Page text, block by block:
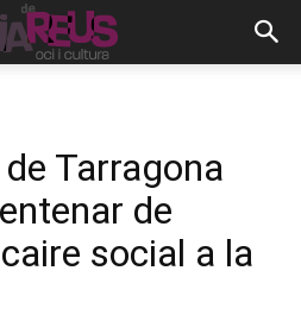
Tarragona
de
social a la